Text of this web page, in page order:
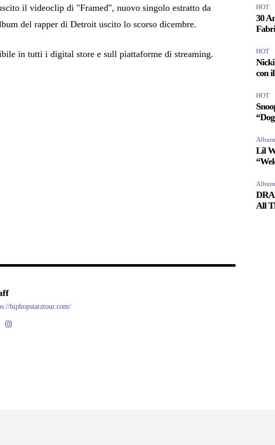
il videoclip di "Framed", nuovo singolo estratto da
del rapper di Detroit uscito lo scorso dicembre.
in tutti i digital store e sull piattaforme di streaming.
hiphopstarztour.com/
HOT
30
HOT
con
HOT
Album
Lil
Album
All